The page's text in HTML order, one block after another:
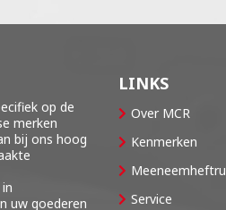
op de
merken
bij ons hoog
uw goederen
LINKS
Over MCR
Kenmerken
Service